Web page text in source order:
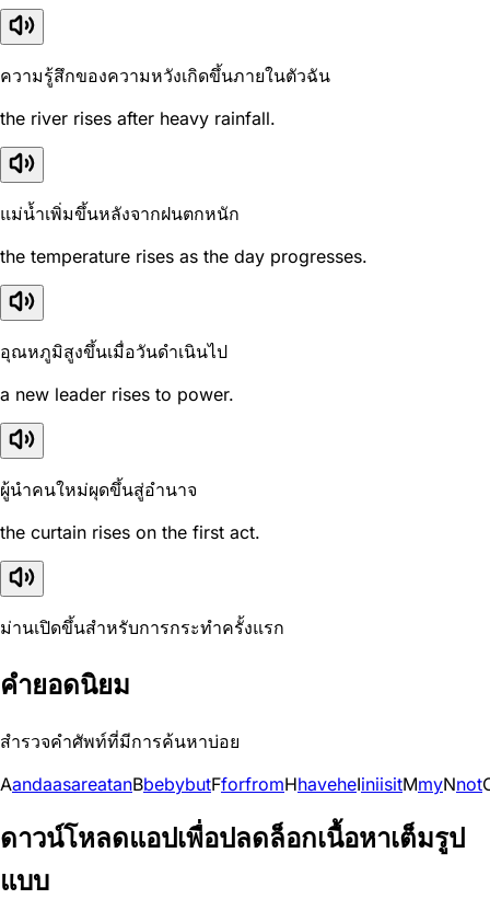
ความรู้สึกของความหวังเกิดขึ้นภายในตัวฉัน
the river rises after heavy rainfall.
แม่น้ำเพิ่มขึ้นหลังจากฝนตกหนัก
the temperature rises as the day progresses.
อุณหภูมิสูงขึ้นเมื่อวันดำเนินไป
a new leader rises to power.
ผู้นำคนใหม่ผุดขึ้นสู่อำนาจ
the curtain rises on the first act.
ม่านเปิดขึ้นสำหรับการกระทำครั้งแรก
คำยอดนิยม
สำรวจคำศัพท์ที่มีการค้นหาบ่อย
AandaasareatanBbebybutFforfromHhaveheIiniisitMmyNnot
ดาวน์โหลดแอปเพื่อปลดล็อกเนื้อหาเต็มรูป
แบบ